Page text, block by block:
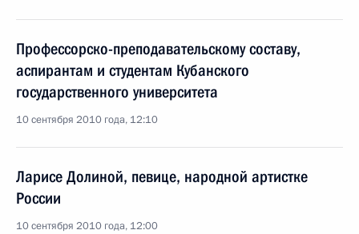
Профессорско-преподавательскому составу,
аспирантам и студентам Кубанского
государственного университета
10 сентября 2010 года, 12:10
Ларисе Долиной, певице, народной артистке
России
10 сентября 2010 года, 12:00